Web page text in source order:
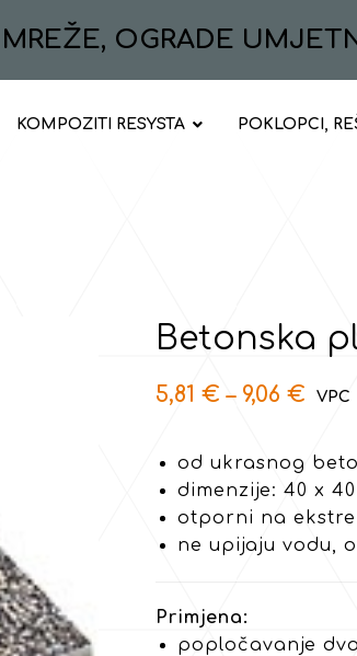
OGRADE
KOMPOZITI RESYSTA POKLOPCI,
Betonska
5,81 € – 9,06 €
od ukrasnog
dimenzije: 40 x
otporni na
ne upijaju vodu,
Primjena:
popločavanje